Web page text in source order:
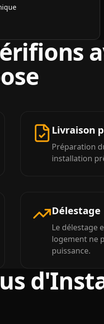
Livraison
Préparation
installation
Délestage
Le délestage
logement ne
puissance.